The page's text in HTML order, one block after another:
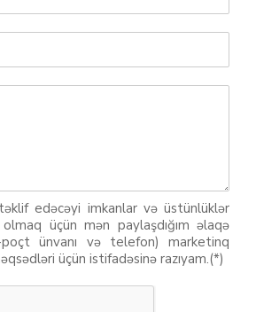
edəcəyi imkanlar və üstünlüklər
üçün mən paylaşdığım əlaqə
poçt ünvanı və telefon) marketinq
üçün istifadəsinə razıyam.(*)